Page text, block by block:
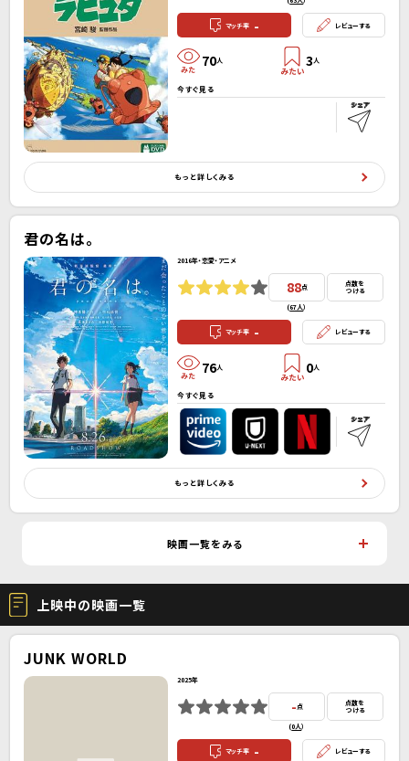
マッチ率 - レビューする
70人 3人
今すぐ見る
もっと詳しくみる
君の名は。
2016年・恋愛・アニメ
88点
(67人）
点数を
つける
マッチ率 - レビューする
76人 0人
今すぐ見る
もっと詳しくみる
映画一覧をみる
上映中の映画一覧
JUNK WORLD
2025年
-点
(0人）
点数を
つける
マッチ率 - レビューする